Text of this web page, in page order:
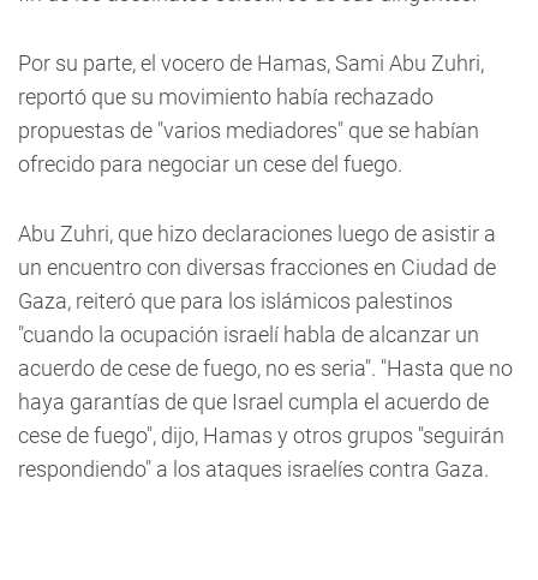
Por su parte, el vocero de Hamas, Sami Abu Zuhri,
reportó que su movimiento había rechazado
propuestas de "varios mediadores" que se habían
ofrecido para negociar un cese del fuego.
Abu Zuhri, que hizo declaraciones luego de asistir a
un encuentro con diversas fracciones en Ciudad de
Gaza, reiteró que para los islámicos palestinos
"cuando la ocupación israelí habla de alcanzar un
acuerdo de cese de fuego, no es seria". "Hasta que no
haya garantías de que Israel cumpla el acuerdo de
cese de fuego", dijo, Hamas y otros grupos "seguirán
respondiendo" a los ataques israelíes contra Gaza.